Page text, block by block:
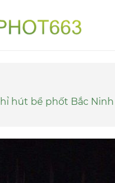
hút bể phốt Bắc